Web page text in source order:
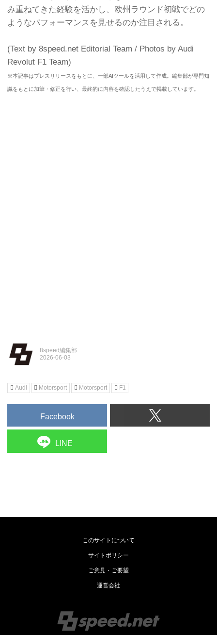
み重ねてきた経験を活かし、欧州ラウンド初戦でどの
ようなパフォーマンスを見せるのか注目される。
(Text by 8speed.net Editorial Team / Photos by Audi
Revolut F1 Team)
※本記事はプレスリリースをもとに、一部AIツールを活用して作成。編集部が専門知
識をもとに加筆・修正を行い、最終的に内容を確認したうえで掲載しています。
8speed編集部
Audi Motorsport Motorsport F1
Facebook
LINE
このサイトについて
サイトポリシー
ご意見・ご要望
運営会社